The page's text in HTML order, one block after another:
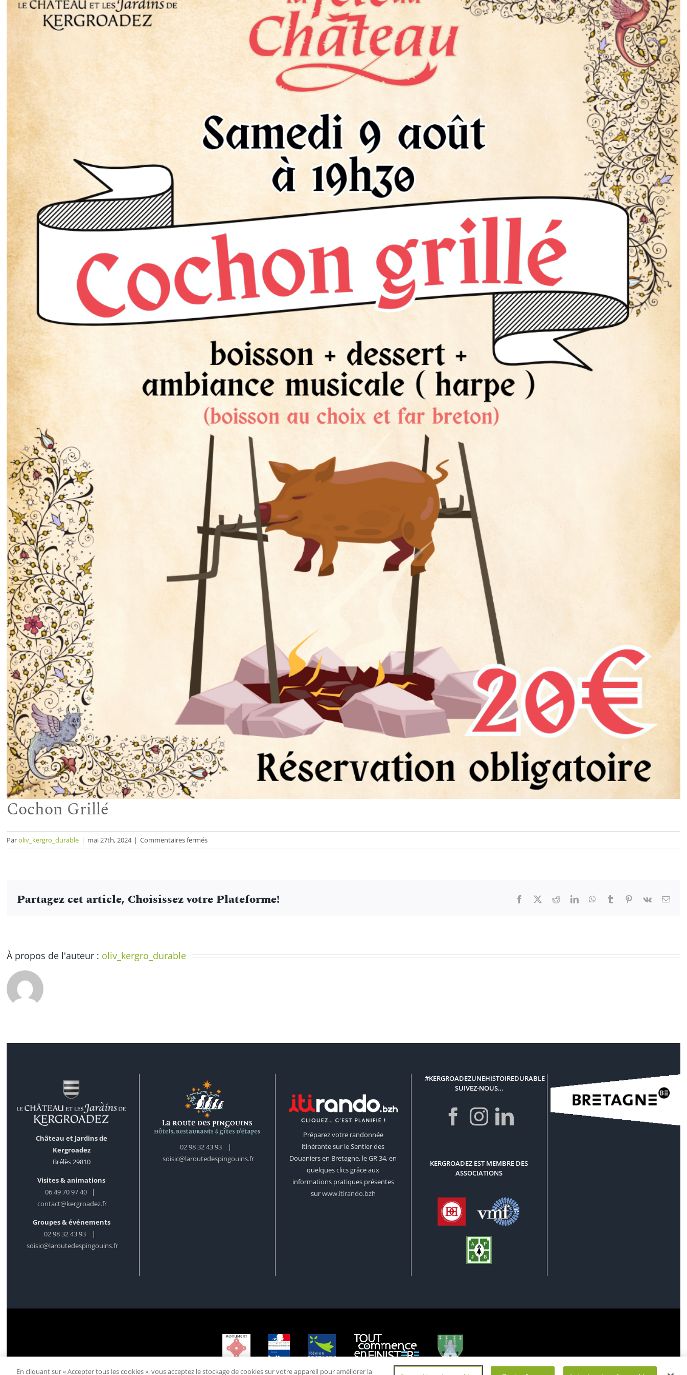
Cochon Grillé
Paroliv_kergro_durable | mai 27th, 2024 | Commentaires ferméssur
Cochon
Partagez cet article, Choisissez votre Plateforme! Facebook
X RedditLinkedInWhatsApp
TumblrPinterest
Vk
À propos de l'auteur : oliv_kergro_durable
Château et Jardins de
Kergroadez
Brélès 29810
Visites & animations
06 49 70 97 40
|
contact@kergroadez.fr
Groupes & événements
02 98 32 43 93 |
soisic@laroutedespingouins.fr
02 98 32 43 93 |
soisic@laroutedespingouins.fr
Préparez votre randonnée
itinérante sur le Sentier des
Douaniers en Bretagne, le GR 34, en
quelques clics grâce aux
informations pratiques présentes
surwww.itirando.bzh
#KERGROADEZUNEHISTOIREDURABLE
SUIVEZ-NOUS…
KERGROADEZ EST MEMBRE DES
ASSOCIATIONS
En cliquant sur « Accepter tous les cookies », vous acceptez le stockage de cookies sur votre appareil pour améliorer la